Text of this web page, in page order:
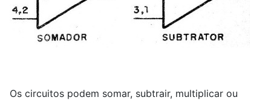
Os circuitos podem somar, subtrair, multiplicar ou